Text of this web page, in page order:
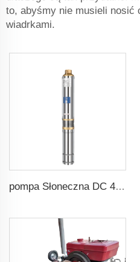
to, abyśmy nie musieli nosić
wiadrkami.
pompa Słoneczna DC 48V 1HP 750W z Regulatorem MPPT do Nawadniania Rolniczego